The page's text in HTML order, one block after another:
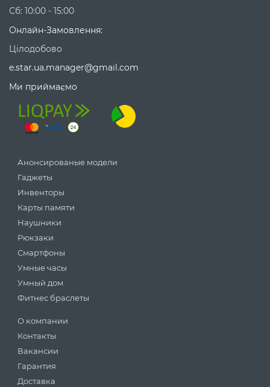
Сб: 10:00 - 15:00
Онлайн-Замовлення:
Цілодобово
e.star.ua.manager@gmail.com
Ми приймаємо
Анонсированые модели
Гаджеты
Инвенторы
Карты памяти
Наушники
Рюкзаки
Смартфоны
Умные часы
Умный дом
Фитнес браслеты
О компании
Контакты
Вакансии
Гарантия
Доставка